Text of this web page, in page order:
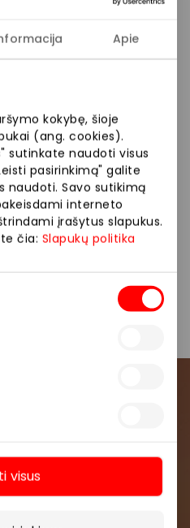
Apie
kokybę, šioje
(ang. cookies).
sutinkate naudoti visus
pasirinkimą" galite
naudoti. Savo sutikimą
interneto
įrašytus slapukus.
čia: Slapukų politika
visus
makaronais su
receptus ir
krosnyse ir kitais
patiekalais, desertais,
di pasta e amore”.
pasta, ravioliai,
desertai.
iš AKROPOLIS